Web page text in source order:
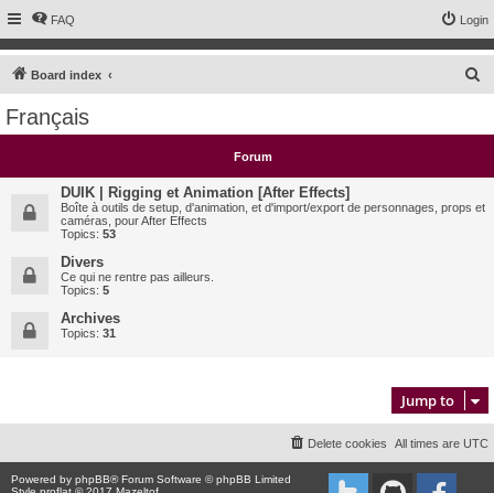
FAQ Login
Board index
c
h
Français
Forum
DUIK | Rigging et Animation [After Effects]
Boîte à outils de setup, d'animation, et d'import/export de personnages, props et
caméras, pour After Effects
Topics: 53
Divers
Ce qui ne rentre pas ailleurs.
Topics: 5
Archives
Topics: 31
Jump to
All times are UTC
Delete cookies
Powered by phpBB® Forum Software © phpBB Limited